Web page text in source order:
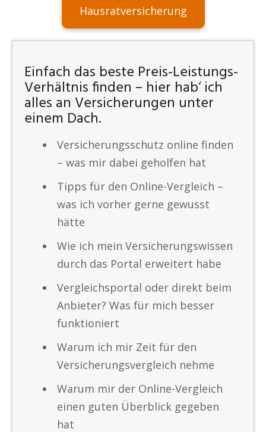
Hausratversicherung
Einfach das beste Preis-Leistungs-
Verhältnis finden – hier hab‘ ich
alles an Versicherungen unter
einem Dach.
Versicherungsschutz online finden
– was mir dabei geholfen hat
Tipps für den Online-Vergleich –
was ich vorher gerne gewusst
hätte
Wie ich mein Versicherungswissen
durch das Portal erweitert habe
Vergleichsportal oder direkt beim
Anbieter? Was für mich besser
funktioniert
Warum ich mir Zeit für den
Versicherungsvergleich nehme
Warum mir der Online-Vergleich
einen guten Überblick gegeben
hat